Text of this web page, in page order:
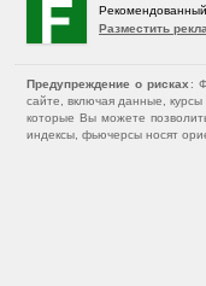
Разместить
Предупреждение о рисках :
сайте, включая данные,
которые Вы можете
индексы, фьючерсы носят